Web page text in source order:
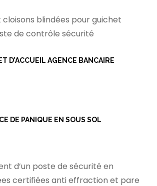
D’ACCUEIL AGENCE BANCAIRE
DE PANIQUE EN SOUS SOL